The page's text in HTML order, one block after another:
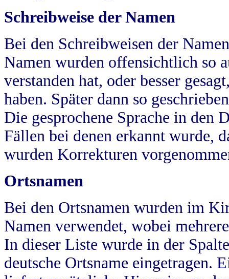
Schreibweise der Namen
Bei den Schreibweisen der
Namen wurden offensichtlich so
verstanden hat, oder besser
haben. Später dann so
Die gesprochene Sprache in
Fällen bei denen erkannt wurde,
wurden Korrekturen
Ortsnamen
Bei den Ortsnamen wurden im
Namen verwendet, wobei
In dieser Liste wurde in der
deutsche Ortsname eingetragen.